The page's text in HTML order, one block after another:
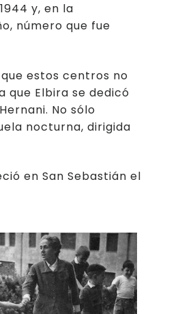
y, en la
número que fue
estos centros no
que Elbira se dedicó
No sólo
nocturna, dirigida
en San Sebastián el